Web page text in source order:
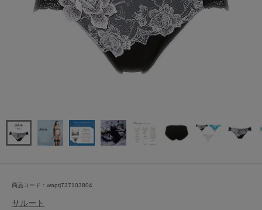
商品コード：waptj737103804
サルート